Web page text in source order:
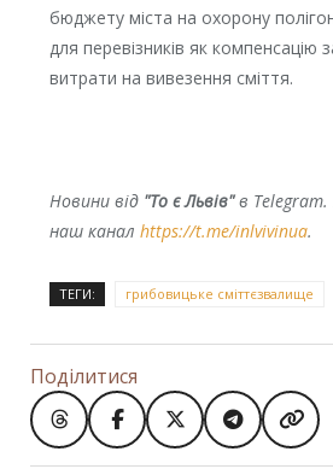
бюджету міста на охорону
для перевізників як компенсацію
витрати на вивезення сміття.
Новини від "То є Львів"в Telegram.
наш канал https://t.me/inlvivinua.
ТЕГИ: грибовицьке сміттєзвалище
Поділитися